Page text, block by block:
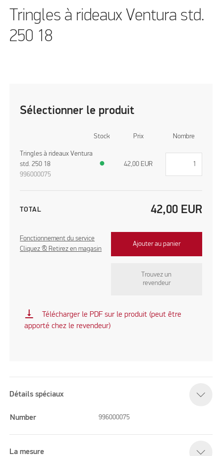
Tringles à rideaux Ventura std.
250 18
Sélectionner le produit
Stock Prix Nombre
Tringles à rideaux Ventura
std. 250 18
996000075
● 42,00 EUR
TOTAL 42,00 EUR
Fonctionnement du service
Cliquez & Retirez en magasin
Ajouter au panier
Trouvez un
revendeur
vertical_align_bottom
Télécharger le PDF sur le produit (peut être
apporté chez le revendeur)
Détails spéciaux
Number 996000075
La mesure